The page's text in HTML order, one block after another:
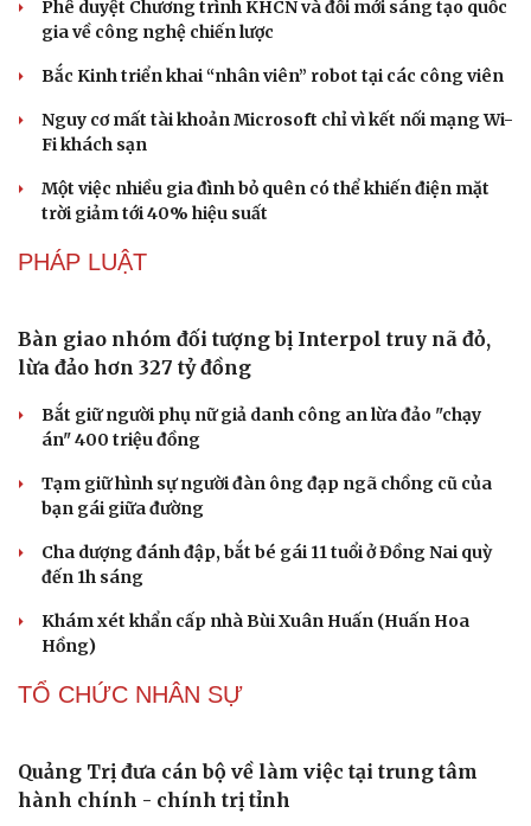
Âm nhạc
Di sản
Sao Việt
Phê duyệt Chương trình KHCN và đổi mới sáng tạo quốc
gia về công nghệ chiến lược
Bắc Kinh triển khai “nhân viên” robot tại các công viên
Nguy cơ mất tài khoản Microsoft chỉ vì kết nối mạng Wi-
Fi khách sạn
Một việc nhiều gia đình bỏ quên có thể khiến điện mặt
trời giảm tới 40% hiệu suất
PHÁP LUẬT
Bàn giao nhóm đối tượng bị Interpol truy nã đỏ,
lừa đảo hơn 327 tỷ đồng
Bắt giữ người phụ nữ giả danh công an lừa đảo "chạy
án" 400 triệu đồng
Tạm giữ hình sự người đàn ông đạp ngã chồng cũ của
bạn gái giữa đường
Cha dượng đánh đập, bắt bé gái 11 tuổi ở Đồng Nai quỳ
đến 1h sáng
Khám xét khẩn cấp nhà Bùi Xuân Huấn (Huấn Hoa
Hồng)
TỔ CHỨC NHÂN SỰ
Quảng Trị đưa cán bộ về làm việc tại trung tâm
hành chính - chính trị tỉnh